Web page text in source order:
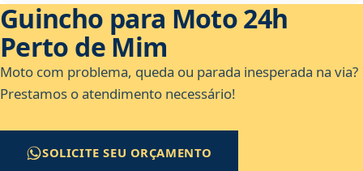
Guincho para Moto 24h
Perto de Mim
Moto com problema, queda ou parada inesperada na via?
Prestamos o atendimento necessário!
SOLICITE SEU ORÇAMENTO